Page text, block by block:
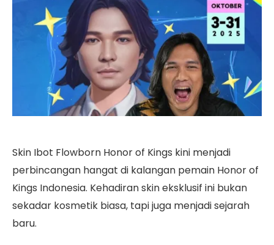
Skin Ibot Flowborn Honor of Kings kini menjadi
perbincangan hangat di kalangan pemain Honor of
Kings Indonesia. Kehadiran skin eksklusif ini bukan
sekadar kosmetik biasa, tapi juga menjadi sejarah
baru.